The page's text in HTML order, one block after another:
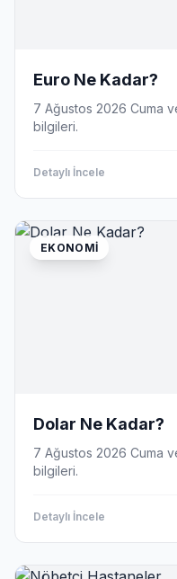
Euro Ne Kadar?
7 Ağustos 2026 Cuma
bilgileri.
Detaylı İncele
EKONOMI
Dolar Ne Kadar?
7 Ağustos 2026 Cuma
bilgileri.
Detaylı İncele